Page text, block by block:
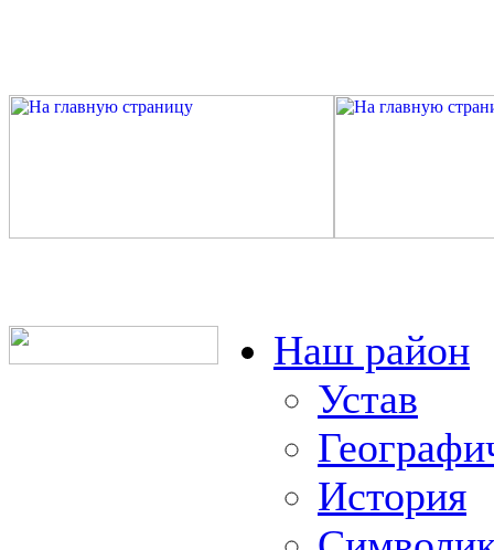
Наш район
Устав
История